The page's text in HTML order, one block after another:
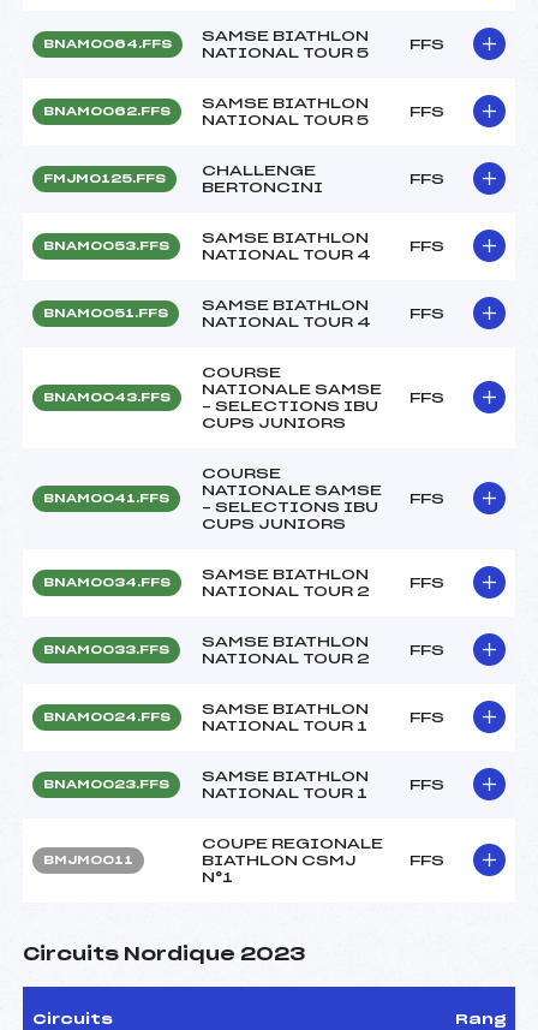
BNAM0064.FFS
SAMSE BIATHLON
NATIONAL TOUR 5
FFS
BNAM0062.FFS
SAMSE BIATHLON
NATIONAL TOUR 5
FFS
FMJM0125.FFS
CHALLENGE
BERTONCINI
FFS
BNAM0053.FFS
SAMSE BIATHLON
NATIONAL TOUR 4
FFS
BNAM0051.FFS
SAMSE BIATHLON
NATIONAL TOUR 4
FFS
BNAM0043.FFS
COURSE
NATIONALE SAMSE
– SELECTIONS IBU
CUPS JUNIORS
FFS
BNAM0041.FFS
COURSE
NATIONALE SAMSE
– SELECTIONS IBU
CUPS JUNIORS
FFS
BNAM0034.FFS
SAMSE BIATHLON
NATIONAL TOUR 2
FFS
BNAM0033.FFS
SAMSE BIATHLON
NATIONAL TOUR 2
FFS
BNAM0024.FFS
SAMSE BIATHLON
NATIONAL TOUR 1
FFS
BNAM0023.FFS
SAMSE BIATHLON
NATIONAL TOUR 1
FFS
BMJM0011
COUPE REGIONALE
BIATHLON CSMJ
N°1
FFS
Circuits Nordique 2023
Circuits Rang